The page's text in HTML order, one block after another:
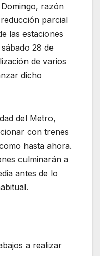
razón
parcial
las estaciones
28 de
de varios
dicho
del Metro,
con trenes
hasta ahora.
culminarán a
antes de lo
a realizar